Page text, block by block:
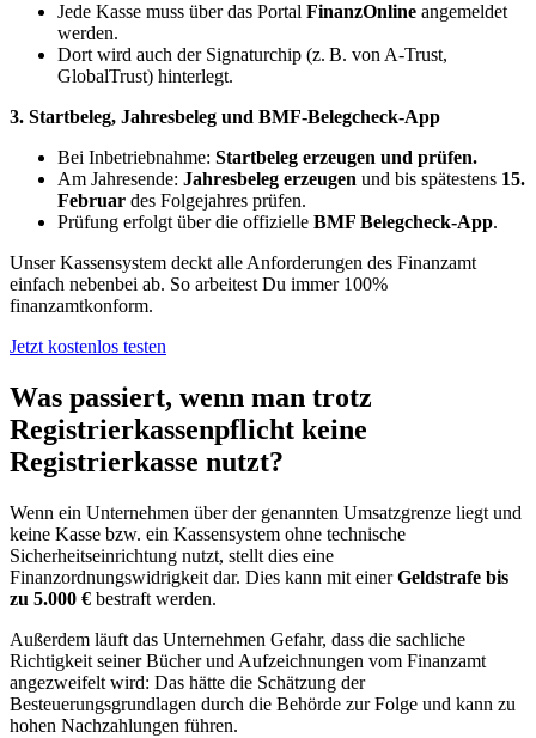
Jede Kasse muss über das Portal FinanzOnline angemeldet
werden.
Dort wird auch der Signaturchip (z. B. von A-Trust,
GlobalTrust) hinterlegt.
3. Startbeleg, Jahresbeleg und BMF-Belegcheck-App
Bei Inbetriebnahme: Startbeleg erzeugen und prüfen.
Am Jahresende: Jahresbeleg erzeugen und bis spätestens 15.
Februar des Folgejahres prüfen.
Prüfung erfolgt über die offizielle BMF Belegcheck-App.
Unser Kassensystem deckt alle Anforderungen des Finanzamt
einfach nebenbei ab. So arbeitest Du immer 100%
finanzamtkonform.
Jetzt kostenlos testen
Was passiert, wenn man trotz
Registrierkassenpflicht keine
Registrierkasse nutzt?
Wenn ein Unternehmen über der genannten Umsatzgrenze liegt und
keine Kasse bzw. ein Kassensystem ohne technische
Sicherheitseinrichtung nutzt, stellt dies eine
Finanzordnungswidrigkeit dar. Dies kann mit einerGeldstrafe bis
zu 5.000 € bestraft werden.
Außerdem läuft das Unternehmen Gefahr, dass die sachliche
Richtigkeit seiner Bücher und Aufzeichnungen vom Finanzamt
angezweifelt wird: Das hätte die Schätzung der
Besteuerungsgrundlagen durch die Behörde zur Folge und kann zu
hohen Nachzahlungen führen.